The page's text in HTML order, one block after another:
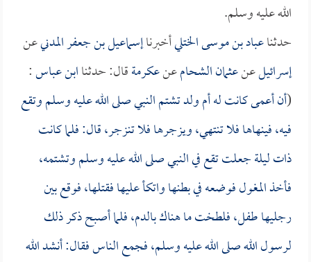
الله عليه وسلم.
حدثناعباد بن موسى الختليأخبرناإسماعيل بن جعفر المدنيعن
إسرائيلعنعثمان الشحامعنعكرمةقال: حدثناابن عباس:
(أن أعمى كانت له أم ولد تشتم النبي صلى الله عليه وسلم وتقع
فيه، فينهاها فلا تنتهي، ويزجرها فلا تنزجر، قال: فلما كانت
ذات ليلة جعلت تقع في النبي صلى الله عليه وسلم وتشتمه،
فأخذ المغول فوضعه في بطنها واتكأ عليها فقتلها، فوقع بين
رجليها طفل، فلطخت ما هناك بالدم، فلما أصبح ذكر ذلك
لرسول الله صلى الله عليه وسلم، فجمع الناس فقال: أنشد الله